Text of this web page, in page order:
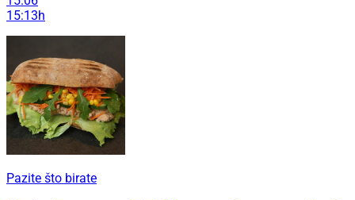
15:13h
Pazite što birate